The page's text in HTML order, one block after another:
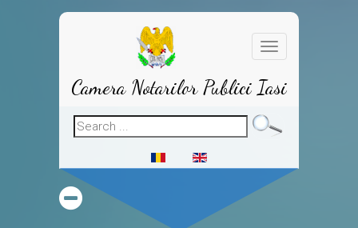
Toggle
Camera Notarilor Publici Iasi